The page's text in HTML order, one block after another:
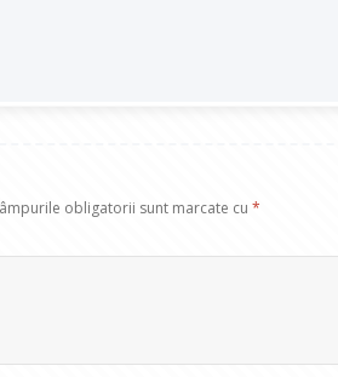
obligatorii sunt marcate cu*